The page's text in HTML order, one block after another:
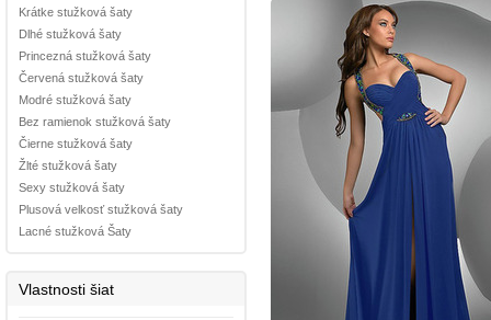
Krátke stužková šaty
Dlhé stužková šaty
Princezná stužková šaty
Červená stužková šaty
Modré stužková šaty
Bez ramienok stužková šaty
Čierne stužková šaty
Žlté stužková šaty
Sexy stužková šaty
Plusová velkosť stužková šaty
Lacné stužková Šaty
Vlastnosti šiat